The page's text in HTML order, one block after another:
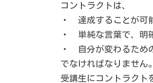
コントラクトは、
・　達成することが可
・　単純な言葉で、明
・　自分が変わるた
でなければなりません。
受講生にコントラクト